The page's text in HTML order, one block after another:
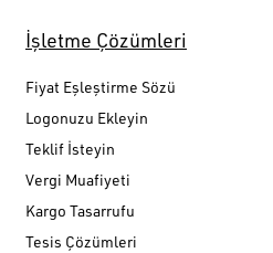
İşletme Çözümleri
Fiyat Eşleştirme Sözü
Logonuzu Ekleyin
Teklif İsteyin
Vergi Muafiyeti
Kargo Tasarrufu
Tesis Çözümleri